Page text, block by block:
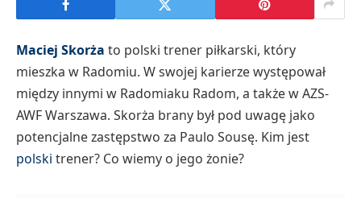
Maciej Skorża to polski trener piłkarski, który
mieszka w Radomiu. W swojej karierze występował
między innymi w Radomiaku Radom, a także w AZS-
AWF Warszawa. Skorża brany był pod uwagę jako
potencjalne zastępstwo za Paulo Sousę. Kim jest
polski trener? Co wiemy o jego żonie?